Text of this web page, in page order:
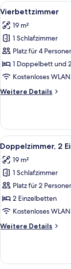
Doppelbett
Alle
Fotos
für
Vierbettzimmer
anzeigen
3
Vierbettzimmer
19 m²
1 Schlafzimmer
Platz für 4
1 Doppelbett und
Kostenloses WLAN
Weitere Details
Weitere
Alle
Fotos
für
Doppelzimmer,
2 Einzelbetten
anzeigen
3
Doppelzimmer, 2
19 m²
1 Schlafzimmer
Platz für 2
2 Einzelbetten
Kostenloses WLAN
Weitere Details
Weitere
2 Einzelbetten